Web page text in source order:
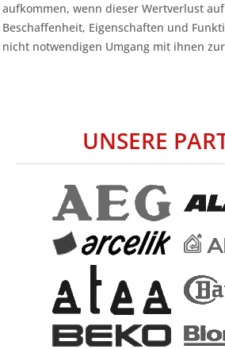
aufkommen, wenn dieser Wertverlust
Beschaffenheit, Eigenschaften und
nicht notwendigen Umgang mit ihnen
UNSERE